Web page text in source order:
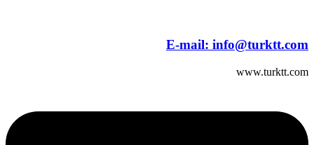
E-mail: info@turktt.com
www.turktt.com